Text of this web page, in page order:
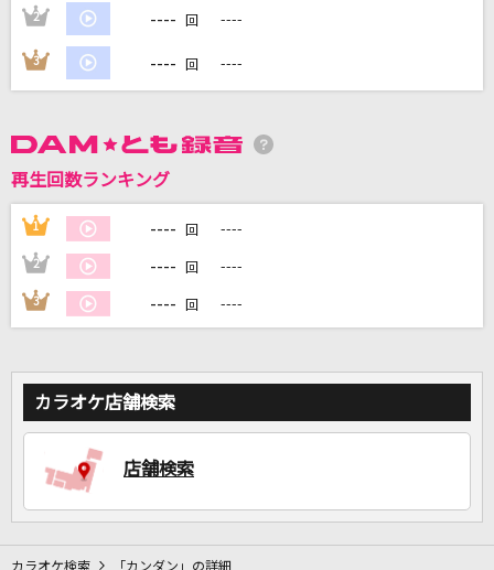
[生音]レイニーブルー
徳永英明
flumpool
innocent world
Mr.Children
カラオケをもっと楽しもう！
2 ---- 回 ----
3 ---- 回 ----
再生回数ランキング
1 ---- 回 ----
2 ---- 回 ----
3 ---- 回 ----
カラオケ店舗検索
店舗検索
カラオケ検索 「カンダン」の詳細